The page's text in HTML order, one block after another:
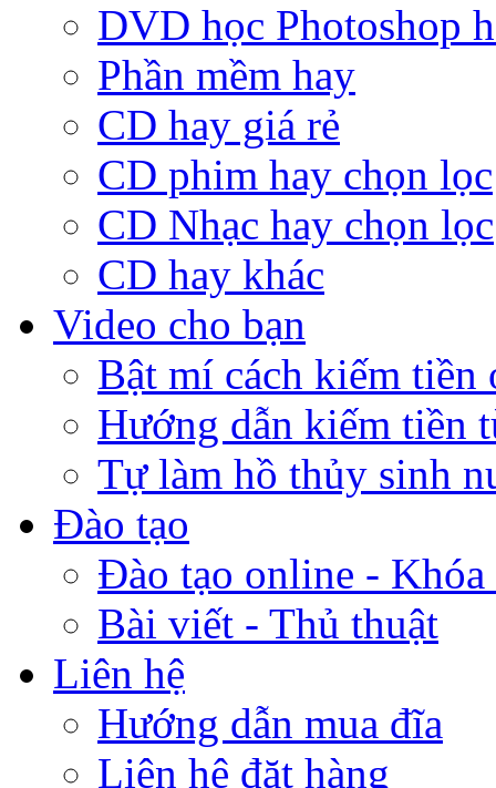
DVD học Photoshop
Phần mềm hay
CD hay giá rẻ
CD phim hay chọn lọc
CD Nhạc hay chọn lọc
CD hay khác
Video cho bạn
Bật mí cách kiếm tiền
Hướng dẫn kiếm tiền
Tự làm hồ thủy sinh
Đào tạo
Đào tạo online -
Bài viết - Thủ thuật
Liên hệ
Hướng dẫn mua đĩa
Liên hệ đặt hàng